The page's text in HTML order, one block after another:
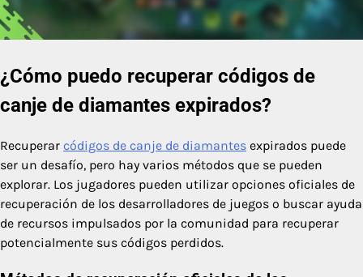
¿Cómo puedo recuperar códigos de
canje de diamantes expirados?
Recuperar códigos de canje de diamantes expirados puede
ser un desafío, pero hay varios métodos que se pueden
explorar. Los jugadores pueden utilizar opciones oficiales de
recuperación de los desarrolladores de juegos o buscar ayuda
de recursos impulsados por la comunidad para recuperar
potencialmente sus códigos perdidos.